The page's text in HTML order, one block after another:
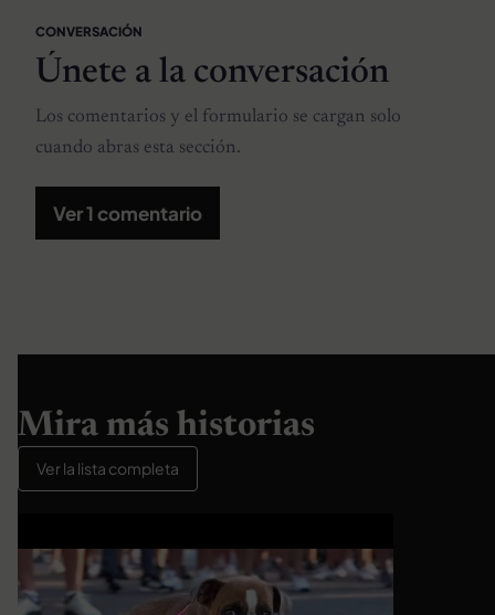
CONVERSACIÓN
Únete a la conversación
Los comentarios y el formulario se cargan solo
cuando abras esta sección.
Ver 1 comentario
Mira más historias
Ver la lista completa